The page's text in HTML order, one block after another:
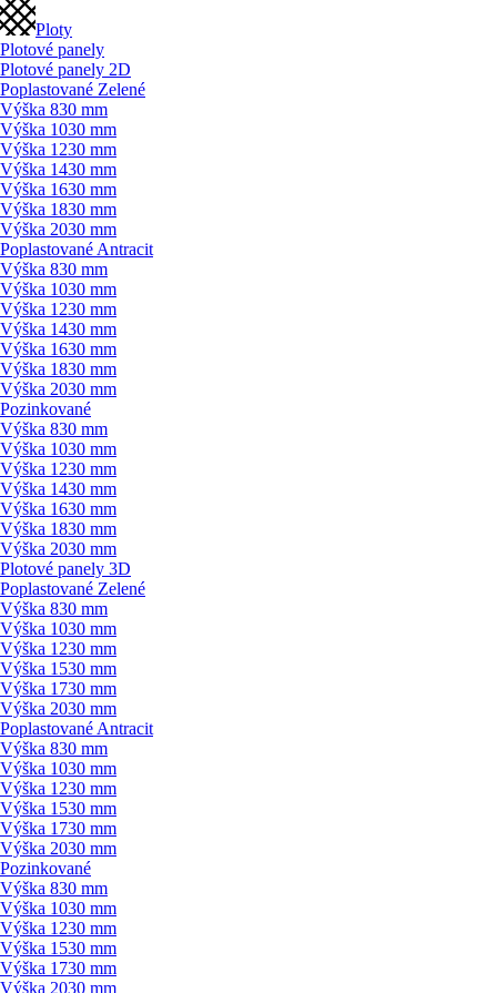
Ploty
Plotové panely
Plotové panely 2D
Poplastované Zelené
Výška 830 mm
Výška 1030 mm
Výška 1230 mm
Výška 1430 mm
Výška 1630 mm
Výška 1830 mm
Výška 2030 mm
Poplastované Antracit
Výška 830 mm
Výška 1030 mm
Výška 1230 mm
Výška 1430 mm
Výška 1630 mm
Výška 1830 mm
Výška 2030 mm
Pozinkované
Výška 830 mm
Výška 1030 mm
Výška 1230 mm
Výška 1430 mm
Výška 1630 mm
Výška 1830 mm
Výška 2030 mm
Plotové panely 3D
Poplastované Zelené
Výška 830 mm
Výška 1030 mm
Výška 1230 mm
Výška 1530 mm
Výška 1730 mm
Výška 2030 mm
Poplastované Antracit
Výška 830 mm
Výška 1030 mm
Výška 1230 mm
Výška 1530 mm
Výška 1730 mm
Výška 2030 mm
Pozinkované
Výška 830 mm
Výška 1030 mm
Výška 1230 mm
Výška 1530 mm
Výška 1730 mm
Výška 2030 mm